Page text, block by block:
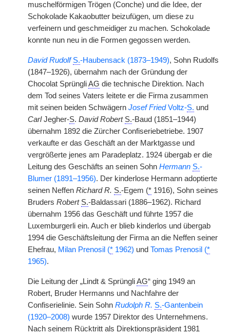
muschelförmigen Trögen (Conche) und die Idee, der
Schokolade Kakaobutter beizufügen, um diese zu
verfeinern und geschmeidiger zu machen. Schokolade
konnte nun neu in die Formen gegossen werden.
David Rudolf S.-Haubensack (1873–1949), Sohn Rudolfs
(1847–1926), übernahm nach der Gründung der
Chocolat SprüngliAG die technische Direktion. Nach
dem Tod seines Vaters leitete er die Firma zusammen
mit seinen beiden Schwägern Josef FriedVoltz-S. und
CarlJegher-S. David Robert S.-Baud (1851–1944)
übernahm 1892 die Zürcher Confiseriebetriebe. 1907
verkaufte er das Geschäft an der Marktgasse und
vergrößerte jenes am Paradeplatz. 1924 übergab er die
Leitung des Geschäfts an seinen Sohn Hermann S.-
Blumer (1891–1956). Der kinderlose Hermann adoptierte
seinen Neffen Richard R. S.-Egem (* 1916), Sohn seines
Bruders Robert S.-Baldassari (1886–1962). Richard
übernahm 1956 das Geschäft und führte 1957 die
Luxemburgerli ein. Auch er blieb kinderlos und übergab
1994 die Geschäftsleitung der Firma an die Neffen seiner
Ehefrau, Milan Prenosil (* 1962) und Tomas Prenosil (*
1965).
Die Leitung der „Lindt & SprüngliAG“ ging 1949 an
Robert, Bruder Hermanns und Nachfahre der
Confiserielinie. Sein Sohn Rudolph R. S.-Gantenbein
(1920–2008) wurde 1957 Direktor des Unternehmens.
Nach seinem Rücktritt als Direktionspräsident 1981